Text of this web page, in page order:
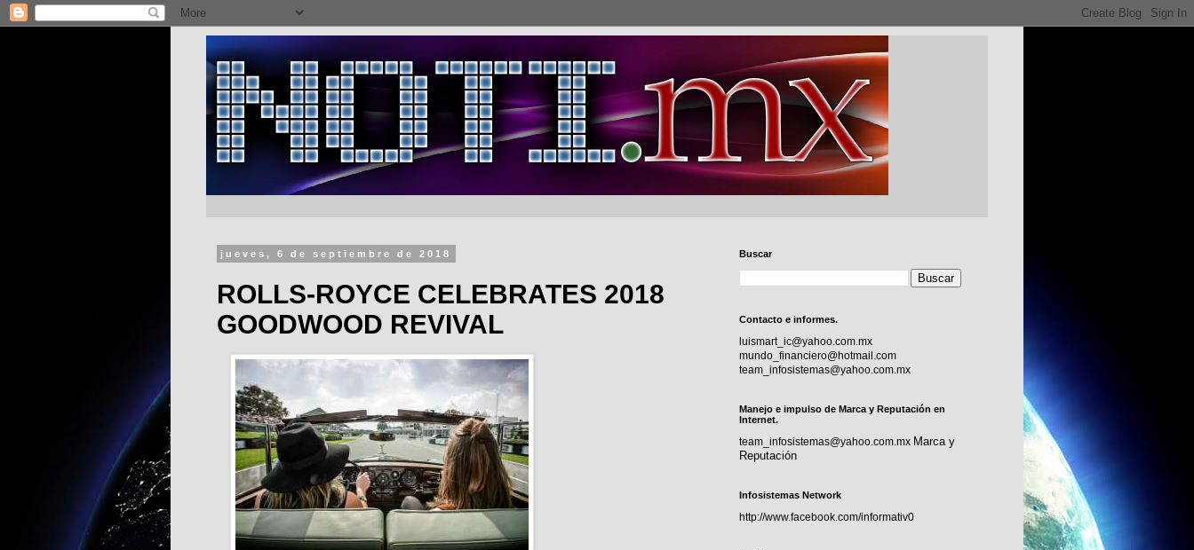
jueves, 6 de septiembre de 2018
ROLLS-ROYCE CELEBRATES 2018
GOODWOOD REVIVAL
Buscar
Contacto e informes.
luismart_ic@yahoo.com.mx
mundo_financiero@hotmail.com
team_infosistemas@yahoo.com.mx
Manejo e impulso de Marca y Reputación en
Internet.
team_infosistemas@yahoo.com.mx Marca y
Reputación
Infosistemas Network
http://www.facebook.com/informativ0